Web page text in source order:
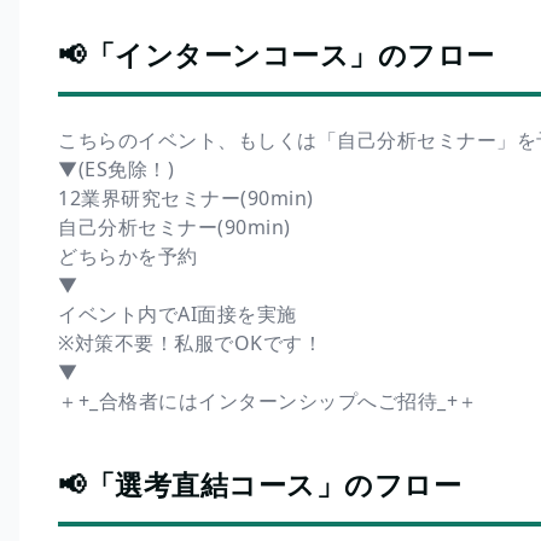
📢「インターンコース」のフロー
こちらのイベント、もしくは「自己分析セミナー」
▼(ES免除！)
12業界研究セミナー(90min)
自己分析セミナー(90min)
どちらかを予約
▼
イベント内でAI面接を実施
※対策不要！私服でOKです！
▼
＋+_合格者にはインターンシップへご招待_+＋
📢「選考直結コース」のフロー